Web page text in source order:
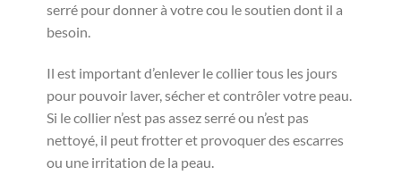
serré pour donner à votre cou le soutien dont il a
besoin.
Il est important d’enlever le collier tous les jours
pour pouvoir laver, sécher et contrôler votre peau.
Si le collier n’est pas assez serré ou n’est pas
nettoyé, il peut frotter et provoquer des escarres
ou une irritation de la peau.